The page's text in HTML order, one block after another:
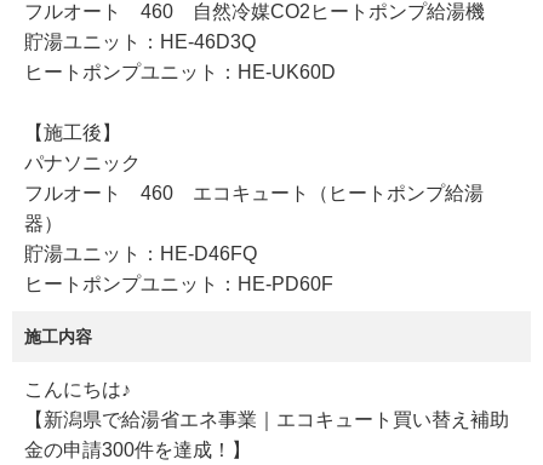
フルオート 460 自然冷媒CO2ヒートポンプ給湯機
貯湯ユニット：HE-46D3Q
ヒートポンプユニット：HE-UK60D
【施工後】
パナソニック
フルオート 460 エコキュート（ヒートポンプ給湯
器）
貯湯ユニット：HE-D46FQ
ヒートポンプユニット：HE-PD60F
施工内容
こんにちは♪
【新潟県で給湯省エネ事業｜エコキュート買い替え補助
金の申請300件を達成！】